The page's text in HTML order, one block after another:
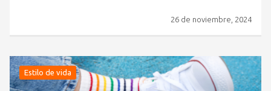
26 de noviembre, 2024
Estilo de vida